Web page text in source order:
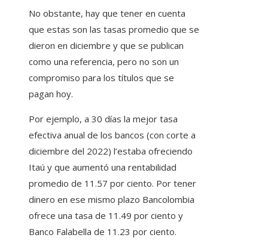
No obstante, hay que tener en cuenta
que estas son las tasas promedio que se
dieron en diciembre y que se publican
como una referencia, pero no son un
compromiso para los títulos que se
pagan hoy.
Por ejemplo, a 30 días la mejor tasa
efectiva anual de los bancos (con corte a
diciembre del 2022) l’estaba ofreciendo
Itaú y que aumentó una rentabilidad
promedio de 11.57 por ciento. Por tener
dinero en ese mismo plazo Bancolombia
ofrece una tasa de 11.49 por ciento y
Banco Falabella de 11.23 por ciento.